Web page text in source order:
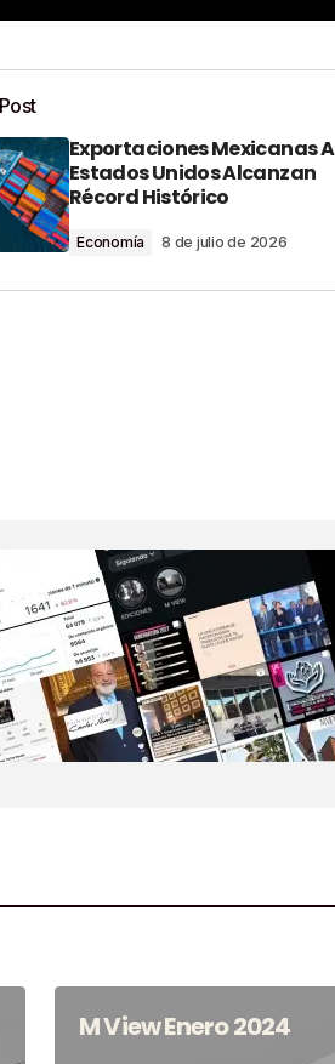
obligatorios están marcados con*
Exportaciones Mexicanas A
Estados Unidos Alcanzan
Récord Histórico
Economía 8 de julio de 2026
M View Enero 2024